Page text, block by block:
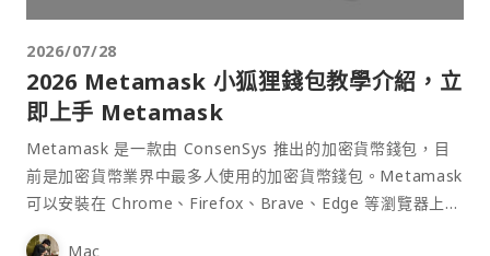
2026/07/28
2026 Metamask 小狐狸錢包教學介紹，立
即上手 Metamask
Metamask 是一款由 ConsenSys 推出的加密貨幣錢包，目
前是加密貨幣業界中最多人使用的加密貨幣錢包。Metamask
可以安裝在 Chrome、Firefox、Brave、Edge 等瀏覽器上作
為插件使用，具備許多功能且使用上非常方便。
Mac